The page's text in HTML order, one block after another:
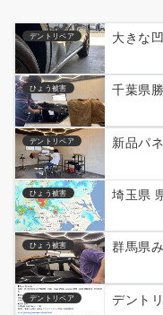
デントリペア 大きな
ひょう被害 千葉県
デントリペア 新品パ
ひょう被害 埼玉県
ひょう被害 群馬県
デントリペア デント